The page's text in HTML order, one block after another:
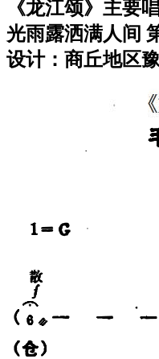
《龙江颂》主
光雨露洒满人间
设计：商丘地区